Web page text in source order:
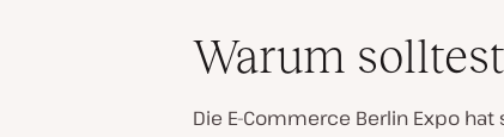
Warum
Die E-Commerce Berlin Expo